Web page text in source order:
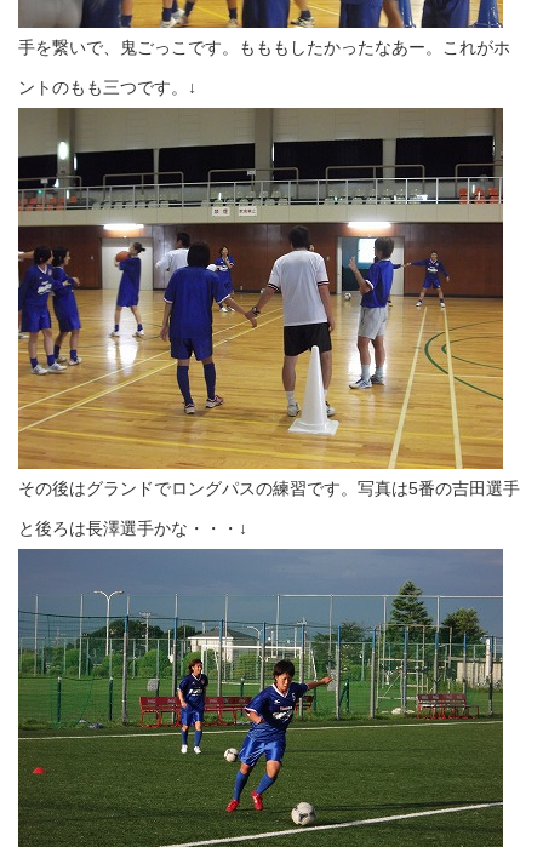
手を繋いで、鬼ごっこです。もももしたかったなあー。これがホ
ントのもも三つです。↓
その後はグランドでロングパスの練習です。写真は5番の吉田選手
と後ろは長澤選手かな・・・↓